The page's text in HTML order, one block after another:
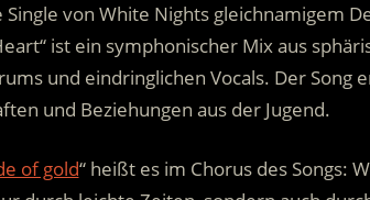
Single von White Nights gleichnamigem
ist ein symphonischer Mix aus
und eindringlichen Vocals. Der Song
und Beziehungen aus der Jugend.
of gold“ heißt es im Chorus des Songs: